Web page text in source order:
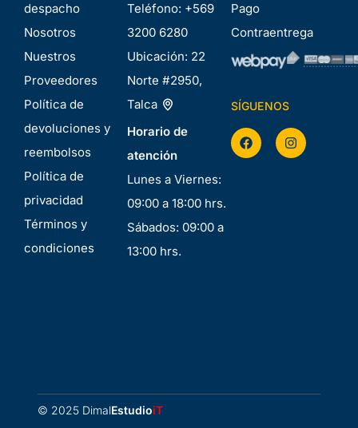
despacho
Nosotros
Nuestros
Proveedores
Política de
devoluciones y
reembolsos
Política de
privacidad
Términos y
condiciones
Teléfono: +569
3200 6280
Ubicación: 22
Norte #2950,
Talca
Horario de
atención
Lunes a Viernes:
09:00 a 18:00 hrs.
Sábados: 09:00 a
13:00 hrs.
Pago
Contraentrega
SÍGUENOS
© 2025 DimalEstudioiT